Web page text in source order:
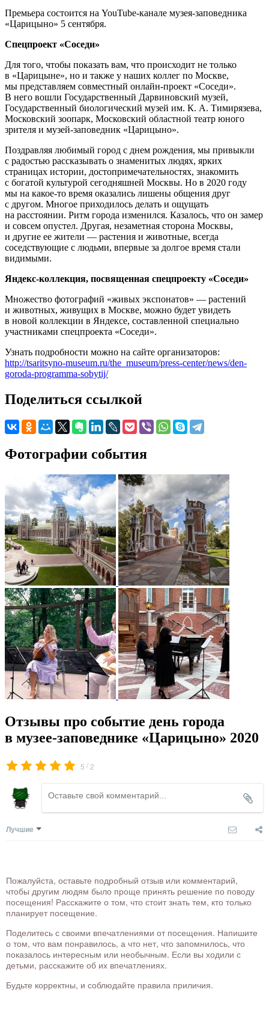
Премьера состоится на YouTube-канале музея-заповедника
«Царицыно» 5 сентября.
Спецпроект «Соседи»
Для того, чтобы показать вам, что происходит не только
в «Царицыне», но и также у наших коллег по Москве,
мы представляем совместный онлайн-проект «Соседи».
В него вошли Государственный Дарвиновский музей,
Государственный биологический музей им. К. А. Тимирязева,
Московский зоопарк, Московский областной театр юного
зрителя и музей-заповедник «Царицыно».
Поздравляя любимый город с днем рождения, мы привыкли
с радостью рассказывать о знаменитых людях, ярких
страницах истории, достопримечательностях, знакомить
с богатой культурой сегодняшней Москвы. Но в 2020 году
мы на какое-то время оказались лишены общения друг
с другом. Многое приходилось делать и ощущать
на расстоянии. Ритм города изменился. Казалось, что он замер
и совсем опустел. Другая, незаметная сторона Москвы,
и другие ее жители — растения и животные, всегда
соседствующие с людьми, впервые за долгое время стали
видимыми.
Яндекс-коллекция, посвященная спецпроекту «Соседи»
Множество фотографий «живых экспонатов» — растений
и животных, живущих в Москве, можно будет увидеть
в новой коллекции в Яндексе, составленной специально
участниками спецпроекта «Соседи».
Узнать подробности можно на сайте организаторов:
http://tsaritsyno-museum.ru/the_museum/press-center/news/den-
goroda-programma-sobytij/
Поделиться ссылкой
Фотографии события
Отзывы про событие день города
в музее-заповеднике «Царицыно» 2020
5 /2
Лучшие
Пожалуйста, оставьте подробный отзыв или комментарий,
чтобы другим людям было проще принять решение по поводу
посещения! Расскажите о том, что стоит знать тем, кто только
планирует посещение.
Поделитесь с своими впечатлениями от посещения. Напишите
о том, что вам понравилось, а что нет, что запомнилось, что
показалось интересным или необычным. Если вы ходили с
детьми, расскажите об их впечатлениях.
Будьте корректны, и соблюдайте правила приличия.